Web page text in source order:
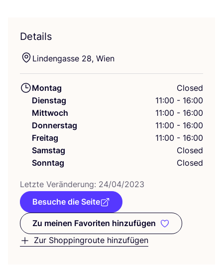
Details
Lin­den­gas­se 28, Wien
Montag
Closed
Dienstag
11:00 - 16:00
Mittwoch
11:00 - 16:00
Donnerstag
11:00 - 16:00
Freitag
11:00 - 16:00
Samstag
Closed
Sonntag
Closed
Letz­te Ver­än­de­rung: 24/04/2023
Besuche die Seite
Zu meinen Favoriten hinzufügen
Zu meinen Favoriten
Zur Shoppingroute hinzufügen